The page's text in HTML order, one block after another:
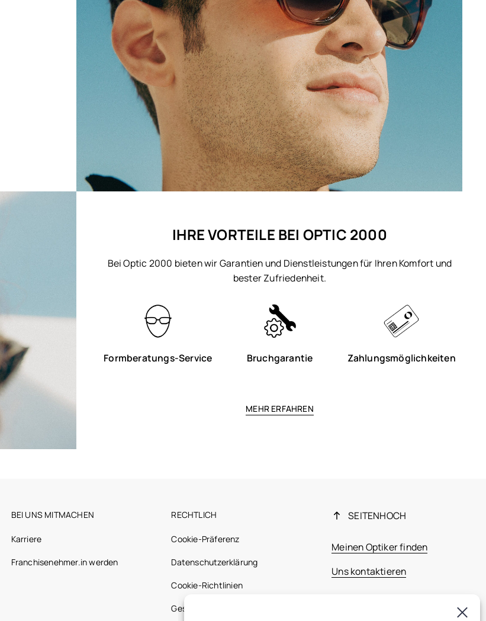
IHRE VORTEILE BEI OPTIC 2000
Bei Optic 2000 bieten wir Garantien und Dienstleistungen für Ihren Komfort und
bester Zufriedenheit.
Formberatungs-Service Bruchgarantie Zahlungsmöglichkeiten
MEHR ERFAHREN
BEI UNS MITMACHEN
Karriere
Franchisenehmer.in werden
RECHTLICH
Cookie-Präferenz
Datenschutzerklärung
Cookie-Richtlinien
Gesetzliche Bestimmungen
SEITENHOCH
Meinen Optiker finden
Uns kontaktieren